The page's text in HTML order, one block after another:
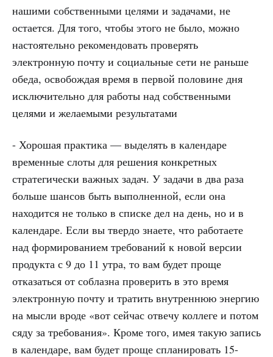
нашими собственными целями и задачами, не
остается. Для того, чтобы этого не было, можно
настоятельно рекомендовать проверять
электронную почту и социальные сети не раньше
обеда, освобождая время в первой половине дня
исключительно для работы над собственными
целями и желаемыми результатами
- Хорошая практика — выделять в календаре
временные слоты для решения конкретных
стратегически важных задач. У задачи в два раза
больше шансов быть выполненной, если она
находится не только в списке дел на день, но и в
календаре. Если вы твердо знаете, что работаете
над формированием требований к новой версии
продукта с 9 до 11 утра, то вам будет проще
отказаться от соблазна проверить в это время
электронную почту и тратить внутреннюю энергию
на мысли вроде «вот сейчас отвечу коллеге и потом
сяду за требования». Кроме того, имея такую запись
в календаре, вам будет проще спланировать 15-